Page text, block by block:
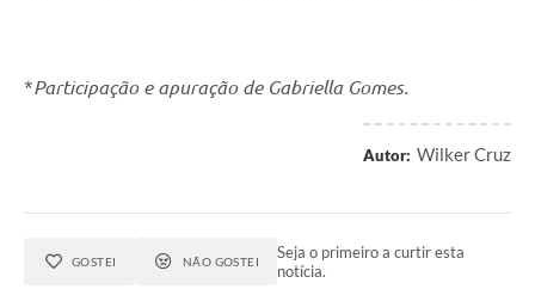
*Participação e apuração de Gabriella Gomes.
Autor: Wilker Cruz
GOSTEI NÃO GOSTEI
Seja o primeiro a curtir esta
notícia.